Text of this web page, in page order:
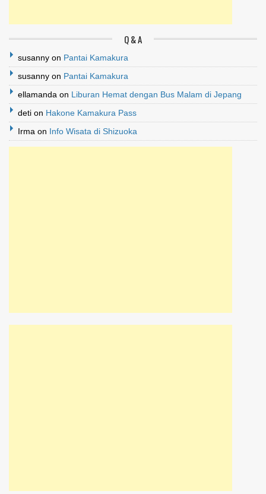
Q & A
susanny on Pantai Kamakura
susanny on Pantai Kamakura
ellamanda on Liburan Hemat dengan Bus Malam di Jepang
deti on Hakone Kamakura Pass
Irma on Info Wisata di Shizuoka